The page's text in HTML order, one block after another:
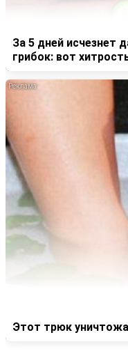
За 5 дней исчезнет
грибок: вот
Этот трюк